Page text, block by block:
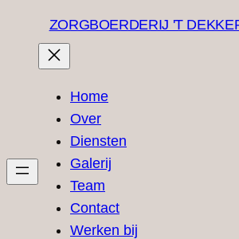
ZORGBOERDERIJ 'T
Home
Over
Diensten
Galerij
Team
Contact
Werken bij